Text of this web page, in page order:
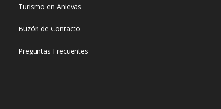
Turismo en Anievas
Buzón de Contacto
Preguntas Frecuentes